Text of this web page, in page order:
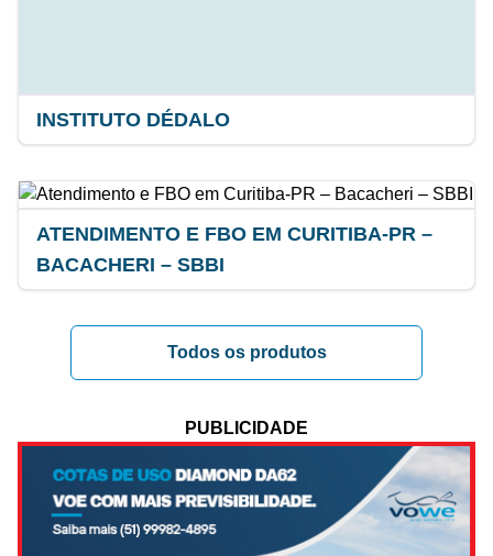
INSTITUTO DÉDALO
ATENDIMENTO E FBO EM CURITIBA-PR –
BACACHERI – SBBI
Todos os produtos
PUBLICIDADE